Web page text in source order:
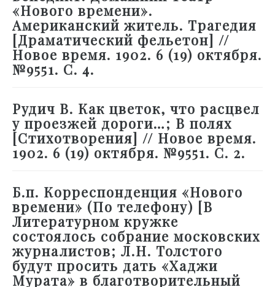
«Нового времени».
Американский житель. Трагедия
[Драматический фельетон] //
Новое время. 1902. 6 (19) октября.
№9551. С. 4.
Рудич В. Как цветок, что расцвел
у проезжей дороги…; В полях
[Стихотворения] // Новое время.
1902. 6 (19) октября. №9551. С. 2.
Б.п. Корреспонденция «Нового
времени» (По телефону) [В
Литературном кружке
состоялось собрание московских
журналистов; Л.Н. Толстого
будут просить дать «Хаджи
Мурата» в благотворительный